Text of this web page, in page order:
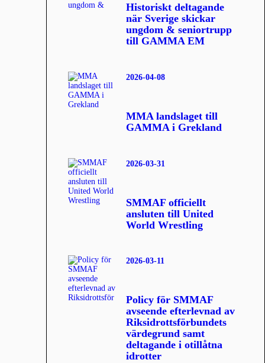
Historiskt deltagande
när Sverige skickar
ungdom & seniortrupp
till GAMMA EM
MMA landslaget till
GAMMA i Grekland
2026-04-08
SMMAF officiellt
ansluten till United
World Wrestling
2026-03-31
Policy för SMMAF
avseende efterlevnad av
Riksidrottsförbundets
värdegrund samt
deltagande i otillåtna
idrotter
2026-03-11